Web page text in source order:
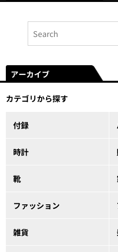
アーカイブ
カテゴリから探す
付録
時計
靴
ファッション
雑貨